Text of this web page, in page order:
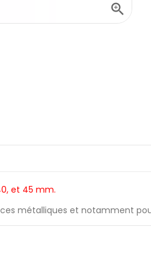

et 45 mm.
métalliques et notamment